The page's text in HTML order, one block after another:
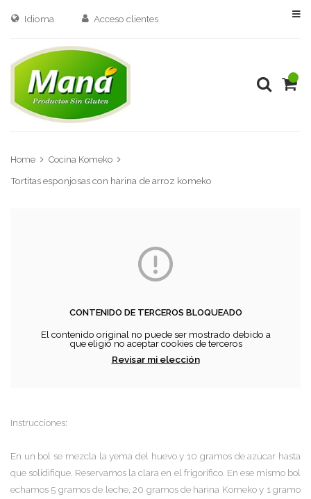
Idioma Acceso clientes
Home Cocina Komeko
Tortitas esponjosas con harina de arroz komeko
CONTENIDO DE TERCEROS BLOQUEADO
El contenido original no puede ser mostrado debido a
que eligió no aceptar cookies de terceros
Revisar mi elección
Instrucciones:
En un bol se mezcla la yema del huevo y 10 gramos de azúcar hasta
que solidifique. Reservamos la clara en el frigorífico. En ese mismo bol
echamos 5 gramos de leche, 20 gramos de harina Komeko y 1 gramo